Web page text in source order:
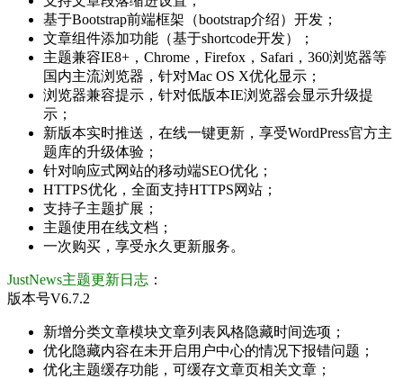
基于Bootstrap前端框架（bootstrap介绍）开发；
文章组件添加功能（基于shortcode开发）；
主题兼容IE8+，Chrome，Firefox，Safari，360浏览器等
国内主流浏览器，针对Mac OS X优化显示；
浏览器兼容提示，针对低版本IE浏览器会显示升级提
示；
新版本实时推送，在线一键更新，享受WordPress官方主
题库的升级体验；
针对响应式网站的移动端SEO优化；
HTTPS优化，全面支持HTTPS网站；
支持子主题扩展；
主题使用在线文档；
一次购买，享受永久更新服务。
JustNews主题更新日志 ：
版本号V6.7.2
新增分类文章模块文章列表风格隐藏时间选项；
优化隐藏内容在未开启用户中心的情况下报错问题；
优化主题缓存功能，可缓存文章页相关文章；